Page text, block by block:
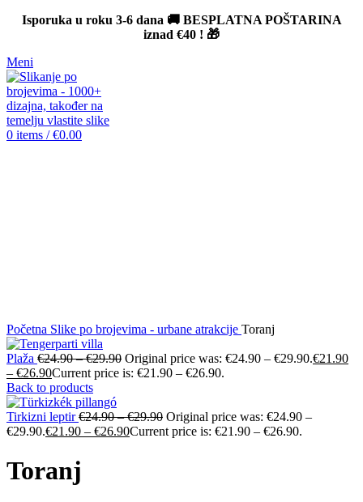
Isporuka u roku 3-6 dana 🚚 BESPLATNA POŠTARINA
iznad €40 ! 🎁
Meni
0 items / €0.00
Početna Slike po brojevima - urbane atrakcije Toranj
Plaža €24.90–€29.90 Original price was: €24.90 – €29.90.€21.90
– €26.90Current price is: €21.90 – €26.90.
Back to products
Tirkizni leptir€24.90–€29.90 Original price was: €24.90 –
€29.90.€21.90 – €26.90Current price is: €21.90 – €26.90.
Toranj